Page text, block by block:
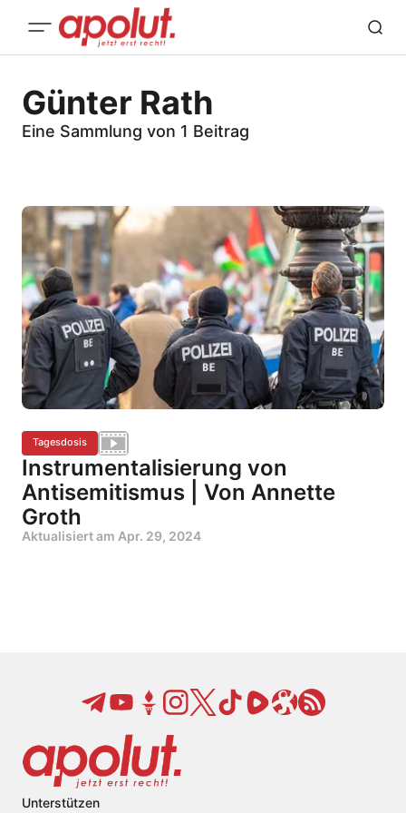
Günter Rath
Eine Sammlung von 1 Beitrag
Tagesdosis
Instrumentalisierung von
Antisemitismus | Von Annette
Groth
Aktualisiert am Apr. 29, 2024
Unterstützen